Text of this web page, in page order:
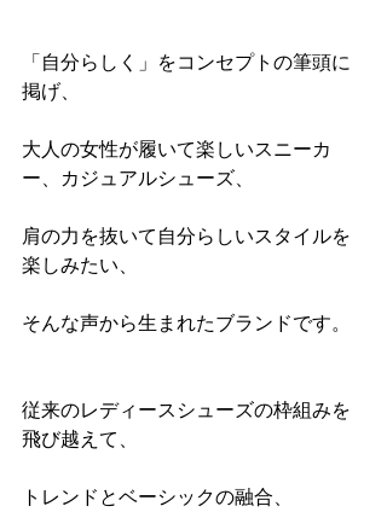
「自分らしく」をコンセプトの筆頭に
掲げ、
大人の女性が履いて楽しいスニーカ
ー、カジュアルシューズ、
肩の力を抜いて自分らしいスタイルを
楽しみたい、
そんな声から生まれたブランドです。
従来のレディースシューズの枠組みを
飛び越えて、
トレンドとベーシックの融合、